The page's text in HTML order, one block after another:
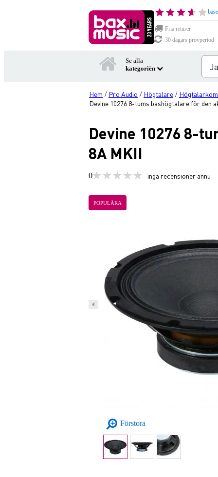
Fria returer
30 dagars provperiod
Se alla
kategoriën
Hem / Pro Audio / Högtalare /
Devine 10276 8-tums bashögtalare för den
Devine 10276 8-
8A MKII
0 inga recensioner ännu
POPULÄRA
Förstora